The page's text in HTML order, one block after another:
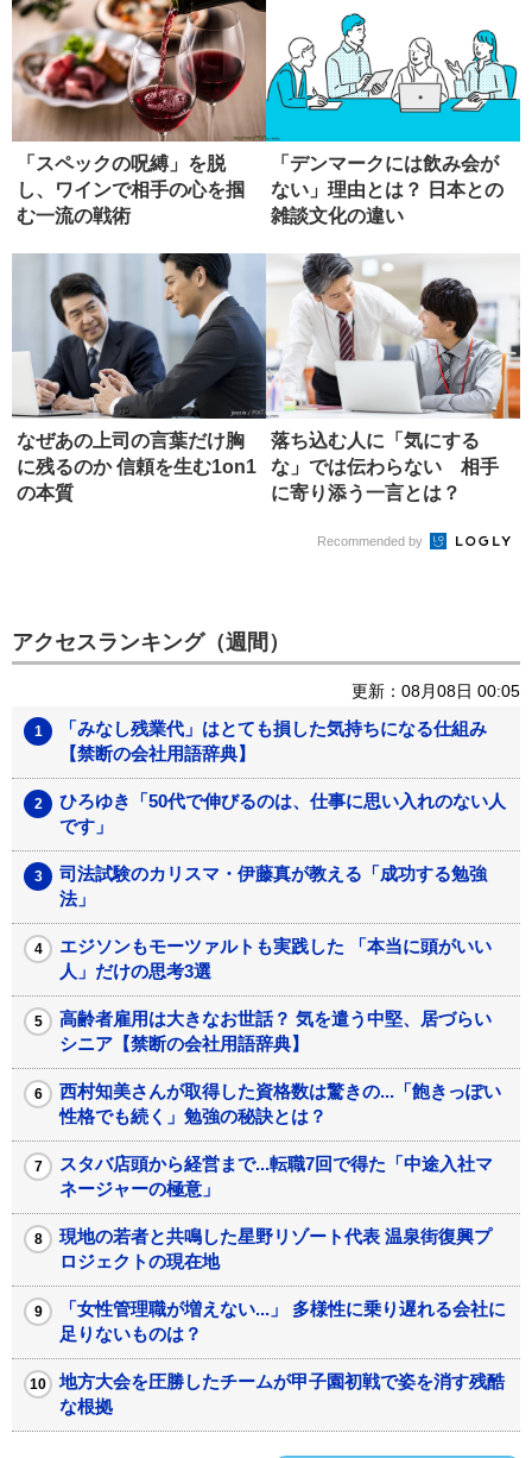
「スペックの呪縛」を脱
し、ワインで相手の心を掴
む一流の戦術
「デンマークには飲み会が
ない」理由とは？ 日本との
雑談文化の違い
なぜあの上司の言葉だけ胸
に残るのか 信頼を生む1on1
の本質
落ち込む人に「気にする
な」では伝わらない 相手
に寄り添う一言とは？
Recommended by
アクセスランキング（週間）
更新：08月08日 00:05
「みなし残業代」はとても損した気持ちになる仕組み
【禁断の会社用語辞典】
ひろゆき「50代で伸びるのは、仕事に思い入れのない人
です」
司法試験のカリスマ・伊藤真が教える「成功する勉強
法」
エジソンもモーツァルトも実践した 「本当に頭がいい
人」だけの思考3選
高齢者雇用は大きなお世話？ 気を遣う中堅、居づらい
シニア【禁断の会社用語辞典】
西村知美さんが取得した資格数は驚きの...「飽きっぽい
性格でも続く」勉強の秘訣とは？
スタバ店頭から経営まで...転職7回で得た「中途入社マ
ネージャーの極意」
現地の若者と共鳴した星野リゾート代表 温泉街復興プ
ロジェクトの現在地
「女性管理職が増えない...」 多様性に乗り遅れる会社に
足りないものは？
地方大会を圧勝したチームが甲子園初戦で姿を消す残酷
な根拠